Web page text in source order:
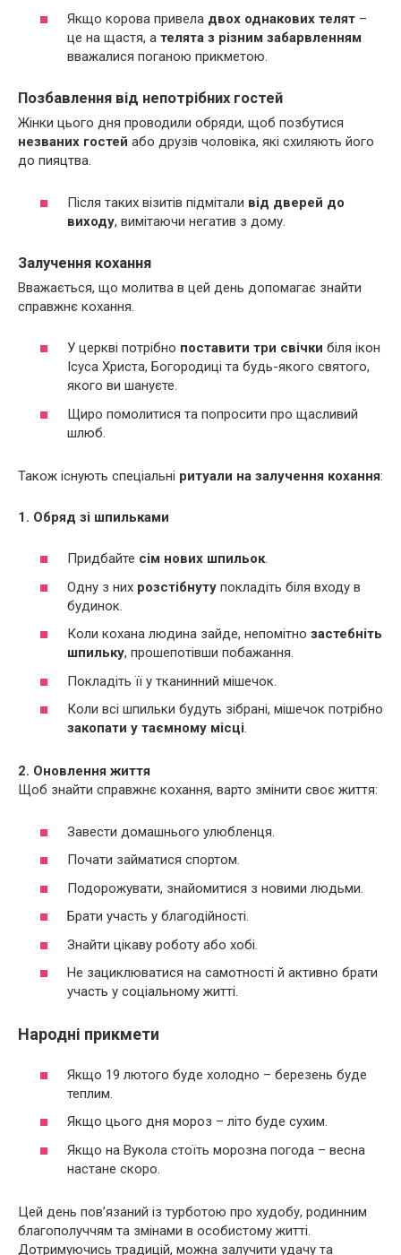
Якщо корова привела двох однакових телят –
це на щастя, а телята з різним забарвленням
вважалися поганою прикметою.
Позбавлення від непотрібних гостей
Жінки цього дня проводили обряди, щоб позбутися
незваних гостей або друзів чоловіка, які схиляють його
до пияцтва.
Після таких візитів підмітали від дверей до
виходу, вимітаючи негатив з дому.
Залучення кохання
Вважається, що молитва в цей день допомагає знайти
справжнє кохання.
У церкві потрібно поставити три свічки біля ікон
Ісуса Христа, Богородиці та будь-якого святого,
якого ви шануєте.
Щиро помолитися та попросити про щасливий
шлюб.
Також існують спеціальні ритуали на залучення кохання:
1. Обряд зі шпильками
Придбайте сім нових шпильок.
Одну з них розстібнуту покладіть біля входу в
будинок.
Коли кохана людина зайде, непомітно застебніть
шпильку, прошепотівши побажання.
Покладіть її у тканинний мішечок.
Коли всі шпильки будуть зібрані, мішечок потрібно
закопати у таємному місці.
2. Оновлення життя
Щоб знайти справжнє кохання, варто змінити своє життя:
Завести домашнього улюбленця.
Почати займатися спортом.
Подорожувати, знайомитися з новими людьми.
Брати участь у благодійності.
Знайти цікаву роботу або хобі.
Не зациклюватися на самотності й активно брати
участь у соціальному житті.
Народні прикмети
Якщо 19 лютого буде холодно – березень буде
теплим.
Якщо цього дня мороз – літо буде сухим.
Якщо на Вукола стоїть морозна погода – весна
настане скоро.
Цей день пов’язаний із турботою про худобу, родинним
благополуччям та змінами в особистому житті.
Дотримуючись традицій, можна залучити удачу та